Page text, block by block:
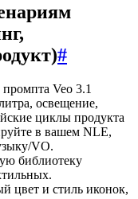
#
Veo 3.1
освещение,
циклы продукта
в вашем NLE,
VO.
библиотеку
цвет и стиль иконок,